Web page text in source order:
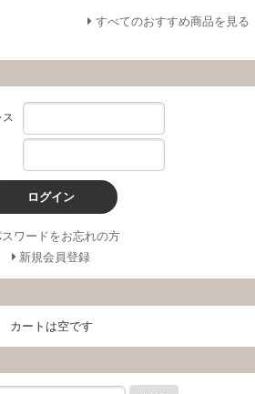
すべてのおすすめ商品を見る
ログイン
スワードをお忘れの方
新規会員登録
カートは空です